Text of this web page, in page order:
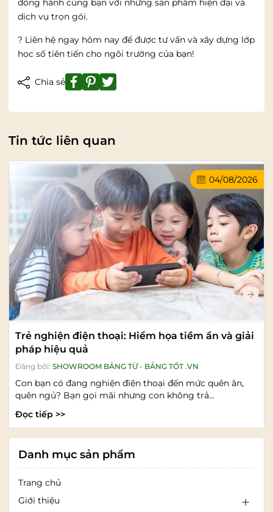
đồng hành cùng bạn với những sản phẩm hiện đại và
dịch vụ trọn gói.
? Liên hệ ngay hôm nay để được tư vấn và xây dựng lớp
học số tiên tiến cho ngôi trường của bạn!
Chia sẻ
Tin tức liên quan
04/08/2026
Trẻ nghiện điện thoại: Hiểm họa tiềm ẩn và giải
pháp hiệu quả
Đăng bởi: SHOWROOM BẢNG TỪ - BẢNG TỐT .VN
Con bạn có đang nghiện điện thoại đến mức quên ăn,
quên ngủ? Bạn gọi mãi nhưng con không trả...
Đọc tiếp >>
Danh mục sản phẩm
Trang chủ
Giới thiệu